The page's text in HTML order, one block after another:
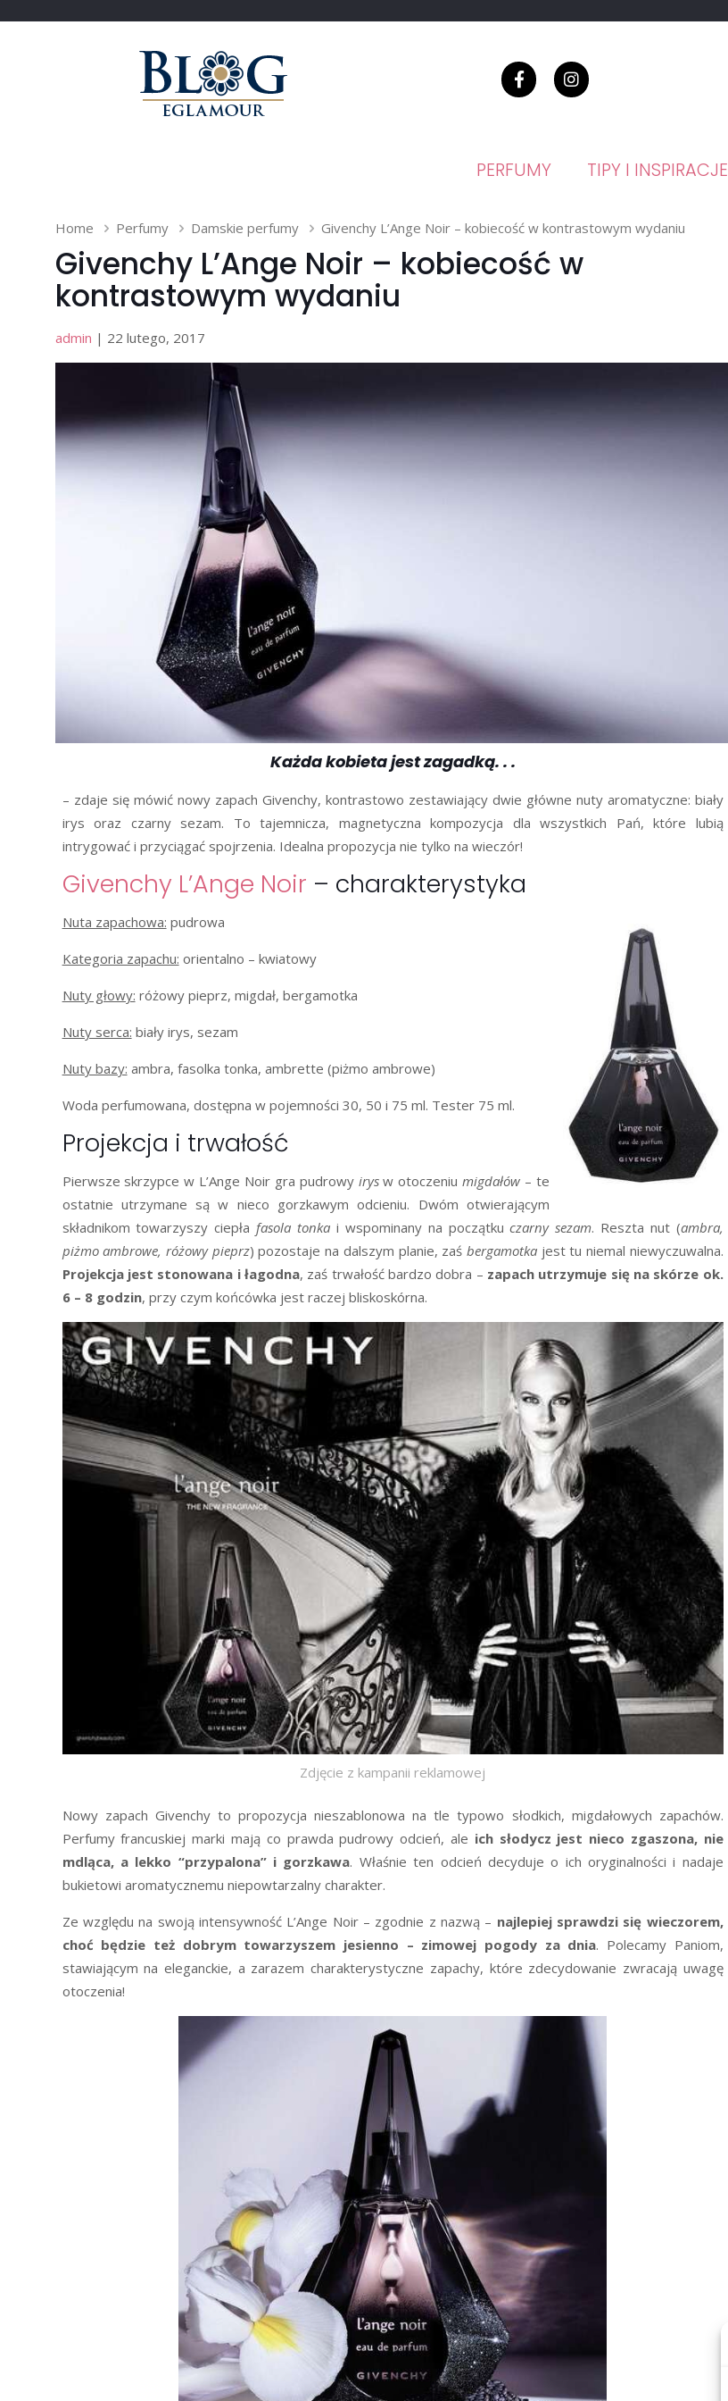
PERFUMY TIPY I INSPIRACJE
Home Perfumy Damskie perfumy Givenchy L’Ange Noir – kobiecość w kontrastowym wydaniu
Givenchy L’Ange Noir – kobiecość w
kontrastowym wydaniu
admin | 22 lutego, 2017
Każda kobieta jest zagadką. . .
– zdaje się mówić nowy zapach Givenchy, kontrastowo zestawiający dwie główne nuty aromatyczne: biały
irys oraz czarny sezam. To tajemnicza, magnetyczna kompozycja dla wszystkich Pań, które lubią
intrygować i przyciągać spojrzenia. Idealna propozycja nie tylko na wieczór!
Givenchy L’Ange Noir – charakterystyka
Nuta zapachowa: pudrowa
Kategoria zapachu: orientalno – kwiatowy
Nuty głowy: różowy pieprz, migdał, bergamotka
Nuty serca: biały irys, sezam
Nuty bazy: ambra, fasolka tonka, ambrette (piżmo ambrowe)
Woda perfumowana, dostępna w pojemności 30, 50 i 75 ml. Tester 75 ml.
Projekcja i trwałość
Pierwsze skrzypce w L’Ange Noir gra pudrowy irysw otoczeniumigdałów – te
ostatnie utrzymane są w nieco gorzkawym odcieniu. Dwóm otwierającym
składnikom towarzyszy ciepła fasola tonka i wspominany na początkuczarny sezam. Reszta nut (ambra,
piżmo ambrowe, różowy pieprz) pozostaje na dalszym planie, zaś bergamotkajest tu niemal niewyczuwalna.
Projekcja jest stonowana i łagodna, zaś trwałość bardzo dobra – zapach utrzymuje się na skórze ok.
6 – 8 godzin, przy czym końcówka jest raczej bliskoskórna.
Zdjęcie z kampanii reklamowej
Nowy zapach Givenchy to propozycja nieszablonowa na tle typowo słodkich, migdałowych zapachów.
Perfumy francuskiej marki mają co prawda pudrowy odcień, ale ich słodycz jest nieco zgaszona, nie
mdląca, a lekko “przypalona” i gorzkawa. Właśnie ten odcień decyduje o ich oryginalności i nadaje
bukietowi aromatycznemu niepowtarzalny charakter.
Ze względu na swoją intensywność L’Ange Noir – zgodnie z nazwą – najlepiej sprawdzi się wieczorem,
choć będzie też dobrym towarzyszem jesienno – zimowej pogody za dnia. Polecamy Paniom,
stawiającym na eleganckie, a zarazem charakterystyczne zapachy, które zdecydowanie zwracają uwagę
otoczenia!